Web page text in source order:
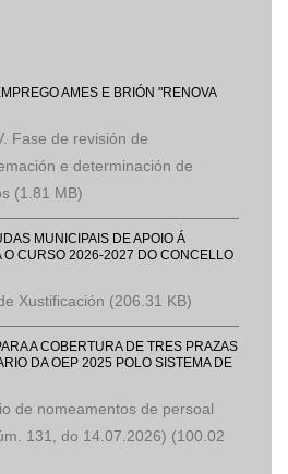
AMES E BRIÓN "RENOVA
Fase de revisión de
e determinación de
(1.81 MB)
MUNICIPAIS DE APOIO Á
O CURSO 2026-2027 DO CONCELLO
Xustificación (206.31 KB)
A COBERTURA DE TRES PRAZAS
DA OEP 2025 POLO SISTEMA DE
de nomeamentos de persoal
131, do 14.07.2026) (100.02